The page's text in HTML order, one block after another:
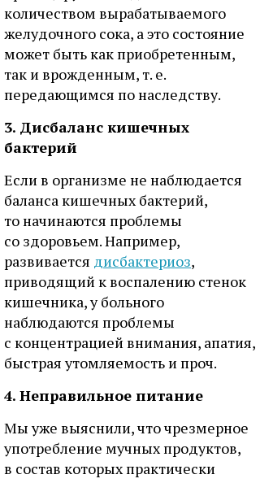
количеством вырабатываемого
желудочного сока, а это состояние
может быть как приобретенным,
так и врожденным, т. е.
передающимся по наследству.
3. Дисбаланс кишечных
бактерий
Если в организме не наблюдается
баланса кишечных бактерий,
то начинаются проблемы
со здоровьем. Например,
развивается дисбактериоз,
приводящий к воспалению стенок
кишечника, у больного
наблюдаются проблемы
с концентрацией внимания, апатия,
быстрая утомляемость и проч.
4. Неправильное питание
Мы уже выяснили, что чрезмерное
употребление мучных продуктов,
в состав которых практически